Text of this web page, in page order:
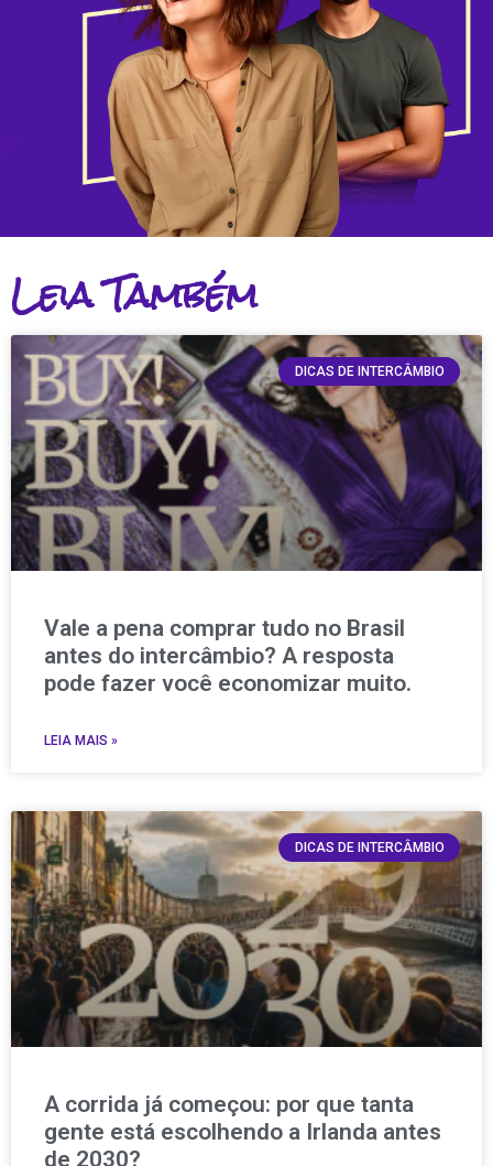
Leia Também
DICAS DE INTERCÂMBIO
Vale a pena comprar tudo no Brasil
antes do intercâmbio? A resposta
pode fazer você economizar muito.
LEIA MAIS »
DICAS DE INTERCÂMBIO
A corrida já começou: por que tanta
gente está escolhendo a Irlanda antes
de 2030?